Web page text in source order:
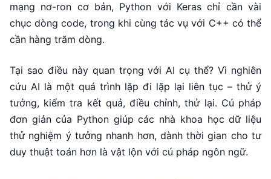
mạng nơ-ron cơ bản, Python với Keras chỉ cần vài
chục dòng code, trong khi cùng tác vụ với C++ có thể
cần hàng trăm dòng.
Tại sao điều này quan trọng với AI cụ thể? Vì nghiên
cứu AI là một quá trình lặp đi lặp lại liên tục – thử ý
tưởng, kiểm tra kết quả, điều chỉnh, thử lại. Cú pháp
đơn giản của Python giúp các nhà khoa học dữ liệu
thử nghiệm ý tưởng nhanh hơn, dành thời gian cho tư
duy thuật toán hơn là vật lộn với cú pháp ngôn ngữ.